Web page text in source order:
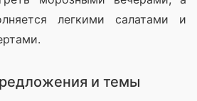
легкими салатами и
и темы